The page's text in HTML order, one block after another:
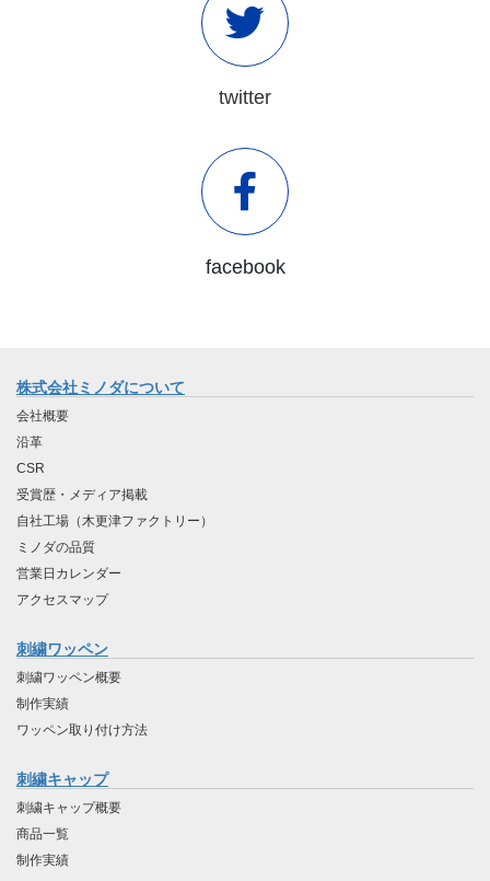
twitter
facebook
株式会社ミノダについて
会社概要
沿革
CSR
受賞歴・メディア掲載
自社工場（木更津ファクトリー）
ミノダの品質
営業日カレンダー
アクセスマップ
刺繍ワッペン
刺繍ワッペン概要
制作実績
ワッペン取り付け方法
刺繍キャップ
刺繍キャップ概要
商品一覧
制作実績